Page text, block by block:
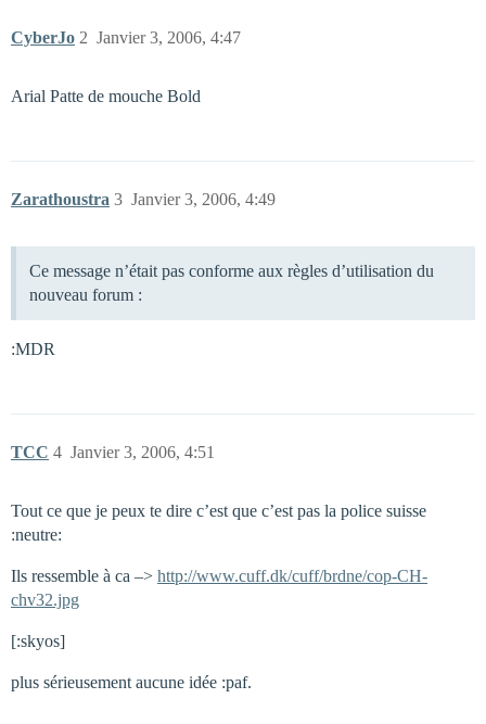
CyberJo Janvier 3, 2006, 4:47
2
Arial Patte de mouche Bold
Zarathoustra Janvier 3, 2006, 4:49
3
Ce message n’était pas conforme aux règles d’utilisation du
nouveau forum :
:MDR
TCC Janvier 3, 2006, 4:51
4
Tout ce que je peux te dire c’est que c’est pas la police suisse
:neutre:
Ils ressemble à ca –> http://www.cuff.dk/cuff/brdne/cop-CH-
chv32.jpg
[:skyos]
plus sérieusement aucune idée :paf.